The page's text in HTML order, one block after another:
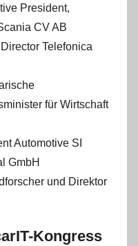
President,
CV AB
Telefonica
für Wirtschaft
Automotive SI
GmbH
und Direktor
Kongress